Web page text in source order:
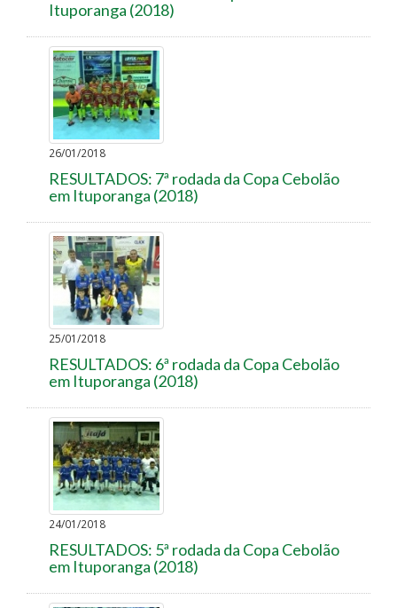
Ituporanga (2018)
26/01/2018
RESULTADOS: 7ª rodada da Copa Cebolão
em Ituporanga (2018)
25/01/2018
RESULTADOS: 6ª rodada da Copa Cebolão
em Ituporanga (2018)
24/01/2018
RESULTADOS: 5ª rodada da Copa Cebolão
em Ituporanga (2018)